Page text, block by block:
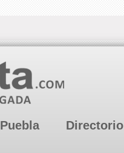
Puebla Directorio